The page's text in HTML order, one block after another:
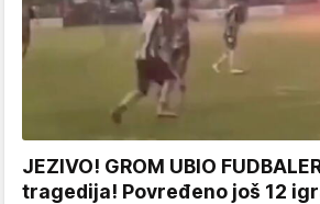
JEZIVO! GROM UBIO
tragedija! Povređeno još 12